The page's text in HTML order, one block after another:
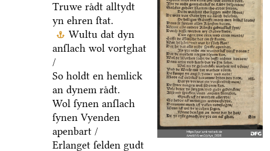
Truwe raͤdt alltydt
yn ehren ſtat.
Wultu dat dyn
anſlach wol vortghat
/
So holdt en hemlick
an dynem raͤdt.
Wol ſynen anſlach
ſynen Vyenden
apenbart /
Erlanget ſelden gudt